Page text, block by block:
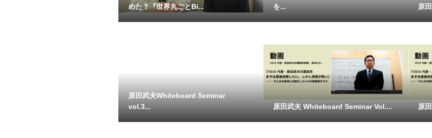
めた？『世界丸ごとBi...
を...
原
原田武夫Whiteboard Seminar
vol.3...
原田武夫 Whiteboard Seminar Vol.... 原